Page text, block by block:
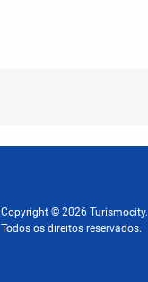
Copyright © 2026 Turismocity.
Todos os direitos reservados.